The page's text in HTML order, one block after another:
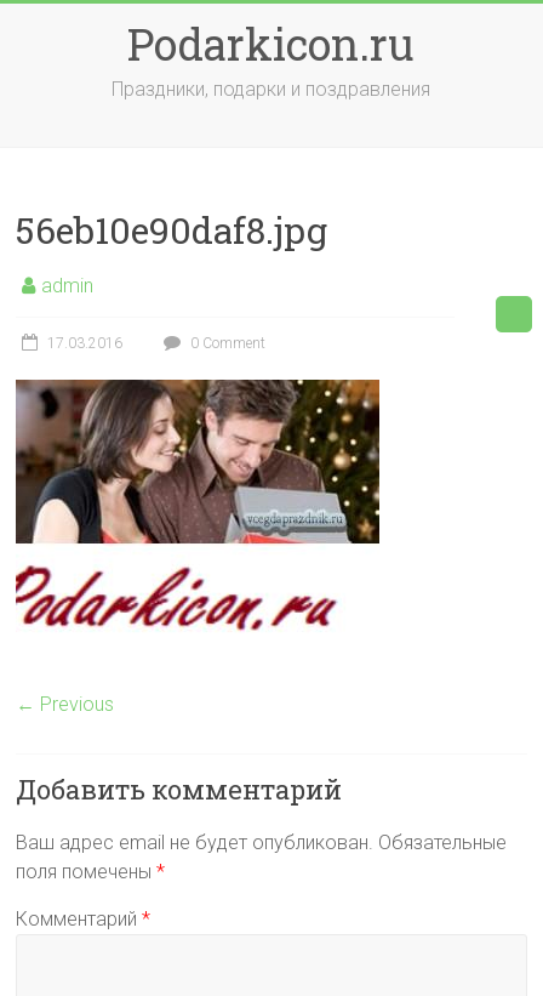
Podarkicon.ru
Праздники, подарки и поздравления
56eb10e90daf8.jpg
admin
17.03.2016 0 Comment
← Previous
Добавить комментарий
Ваш адрес email не будет опубликован. Обязательные
поля помечены*
Комментарий*